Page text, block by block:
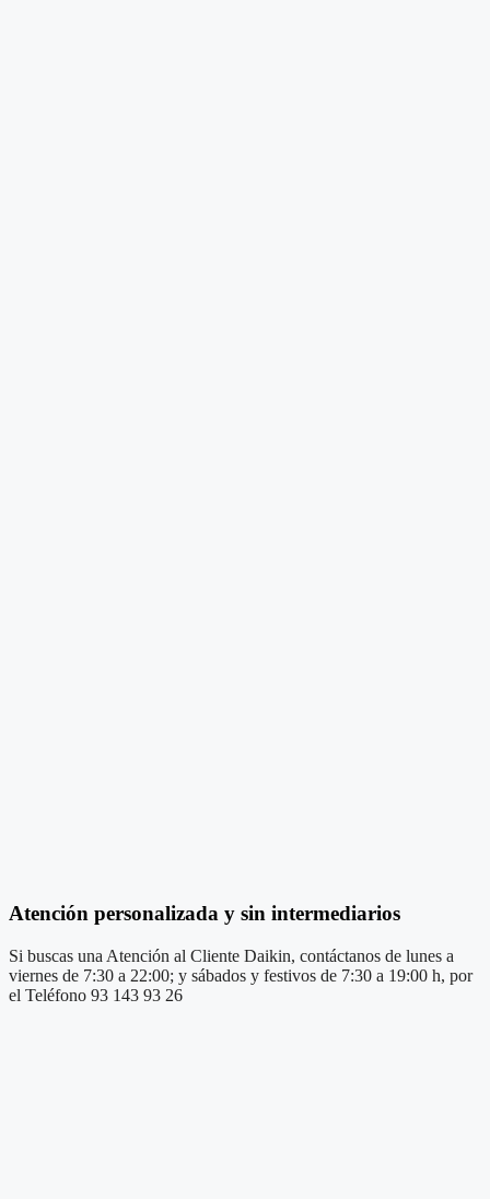
Atención personalizada y sin intermediarios
Si buscas una Atención al Cliente Daikin, contáctanos de lunes a
viernes de 7:30 a 22:00; y sábados y festivos de 7:30 a 19:00 h, por
el Teléfono 93 143 93 26